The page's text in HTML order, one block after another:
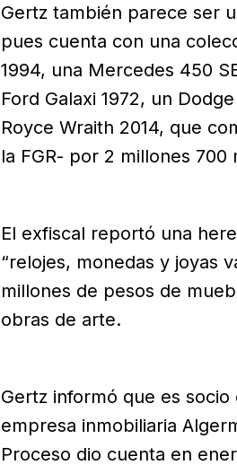
Gertz también parece ser
pues cuenta con una
1994, una Mercedes 450
Ford Galaxi 1972, un
Royce Wraith 2014, que
la FGR- por 2 millones 700
El exfiscal reportó una
“relojes, monedas y joyas
millones de pesos de
obras de arte.
Gertz informó que es
empresa inmobiliaria
Proceso dio cuenta en